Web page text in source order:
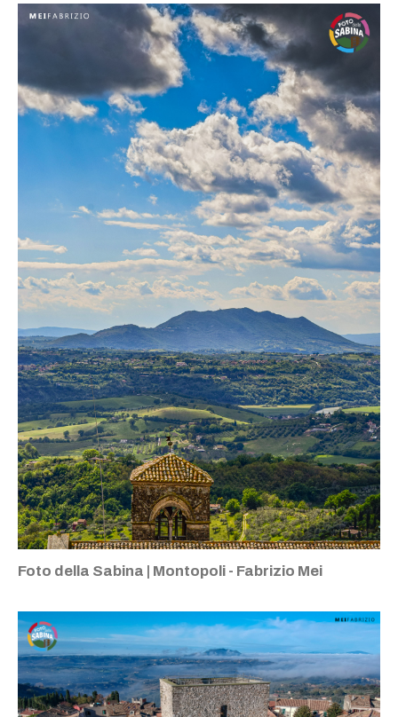
Foto della Sabina | Montopoli - Fabrizio Mei